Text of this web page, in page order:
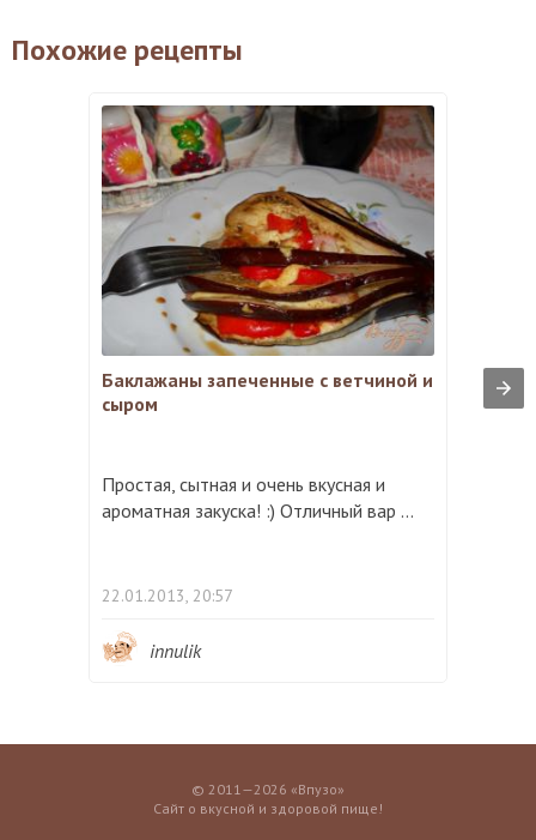
Похожие рецепты
Баклажаны запеченные с ветчиной и
сыром
Простая, сытная и очень вкусная и
ароматная закуска! :) Отличный вар ...
22.01.2013, 20:57
innulik
© 2011—2026 «Впузо»
Сайт о вкусной и здоровой пище!